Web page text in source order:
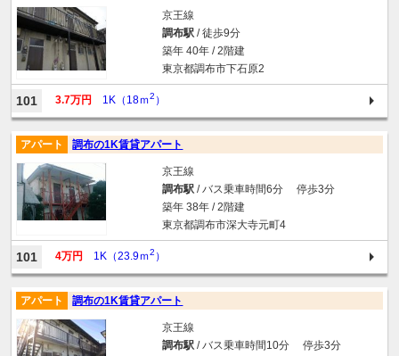
京王線
調布駅/ 徒歩9分
築年 40年 / 2階建
東京都調布市下石原2
101 3.7万円 1K（18ｍ2 ）
アパート 調布の1K賃貸アパート
京王線
調布駅/ バス乗車時間6分 停歩3分
築年 38年 / 2階建
東京都調布市深大寺元町4
101 4万円 1K（23.9ｍ2 ）
アパート 調布の1K賃貸アパート
京王線
調布駅/ バス乗車時間10分 停歩3分